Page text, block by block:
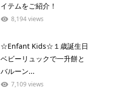
イテムをご紹介！
8,194 views
☆Enfant Kids☆１歳誕生日
ベビーリュックで一升餅と
バルーン...
7,109 views